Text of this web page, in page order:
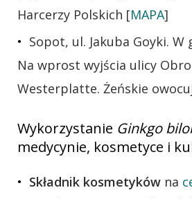
Harcerzy Polskich [MAPA]
Sopot, ul. Jakuba Goyki. W
Na wprost wyjścia ulicy
Westerplatte. Żeńskie
Wykorzystanie Ginkgo
medycynie, kosmetyce i
Składnik kosmetyków na